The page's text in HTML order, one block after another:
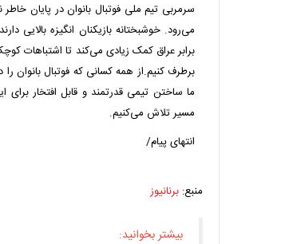
سرمربی تیم ملی فوتبال بانوان در پایان
می‌رود. خوشبختانه بازیکنان انگیزه بالایی
برابر عراق کمک زیادی می‌کند تا اشتباهات
برطرف کنیم.از همه کسانی که فوتبال بانوان
ما ساختن تیمی قدرتمند و قابل افتخار
مسیر تلاش می‌کنیم.
انتهای پیام/
منبع: برنانیوز
بیشتر بخوانید: